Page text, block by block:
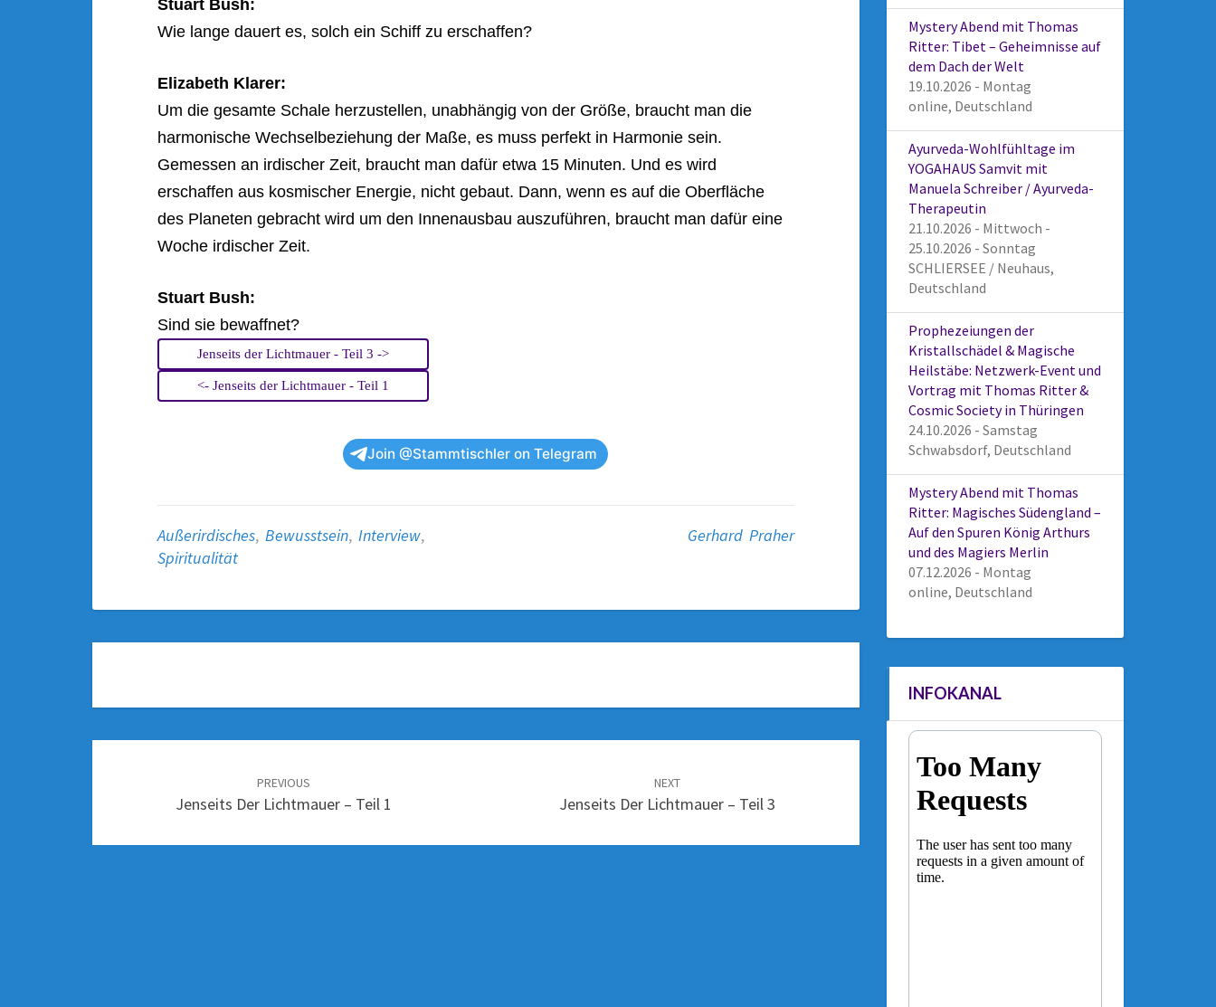
Stuart Bush:
Wie lange dauert es, solch ein Schiff zu erschaffen?
Elizabeth Klarer:
Um die gesamte Schale herzustellen, unabhängig von der Größe, braucht man die
harmonische Wechselbeziehung der Maße, es muss perfekt in Harmonie sein.
Gemessen an irdischer Zeit, braucht man dafür etwa 15 Minuten. Und es wird
erschaffen aus kosmischer Energie, nicht gebaut. Dann, wenn es auf die Oberfläche
des Planeten gebracht wird um den Innenausbau auszuführen, braucht man dafür eine
Woche irdischer Zeit.
Stuart Bush:
Sind sie bewaffnet?
Jenseits der Lichtmauer - Teil 3 ->
<- Jenseits der Lichtmauer - Teil 1
Join @Stammtischler on Telegram
Außerirdisches, Bewusstsein, Interview,
Spiritualität
Gerhard Praher
PREVIOUS
Jenseits Der Lichtmauer – Teil 1
NEXT
Jenseits Der Lichtmauer – Teil 3
Mystery Abend mit Thomas
Ritter: Tibet – Geheimnisse auf
dem Dach der Welt
19.10.2026 - Montag
online, Deutschland
Ayurveda-Wohlfühltage im
YOGAHAUS Samvit mit
Manuela Schreiber / Ayurveda-
Therapeutin
21.10.2026 - Mittwoch -
25.10.2026 - Sonntag
SCHLIERSEE / Neuhaus,
Deutschland
Prophezeiungen der
Kristallschädel & Magische
Heilstäbe: Netzwerk-Event und
Vortrag mit Thomas Ritter &
Cosmic Society in Thüringen
24.10.2026 - Samstag
Schwabsdorf, Deutschland
Mystery Abend mit Thomas
Ritter: Magisches Südengland –
Auf den Spuren König Arthurs
und des Magiers Merlin
07.12.2026 - Montag
online, Deutschland
INFOKANAL